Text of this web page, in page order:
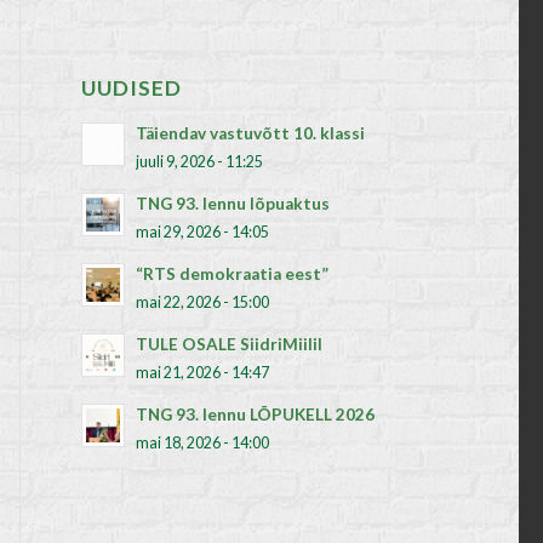
UUDISED
Täiendav vastuvõtt 10. klassi
juuli 9, 2026 - 11:25
TNG 93. lennu lõpuaktus
mai 29, 2026 - 14:05
“RTS demokraatia eest”
mai 22, 2026 - 15:00
TULE OSALE SiidriMiilil
mai 21, 2026 - 14:47
TNG 93. lennu LÕPUKELL 2026
mai 18, 2026 - 14:00